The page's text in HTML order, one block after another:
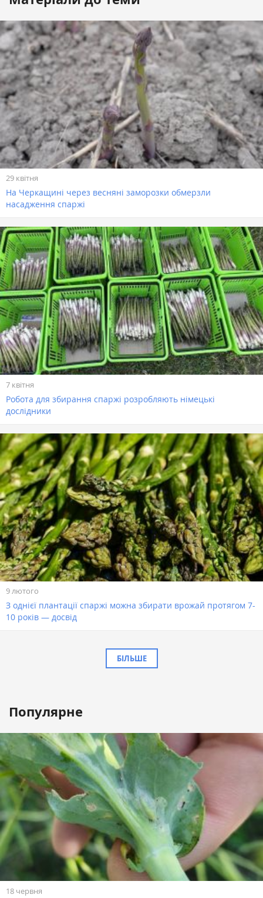
29 квітня
На Черкащині через весняні заморозки обмерзли
насадження спаржі
7 квітня
Робота для збирання спаржі розробляють німецькі
дослідники
9 лютого
З однієї плантації спаржі можна збирати врожай протягом 7-
10 років — досвід
БІЛЬШЕ
Популярне
18 червня